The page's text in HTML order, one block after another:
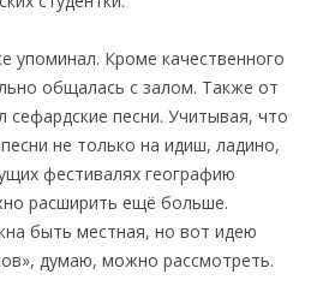
упоминал. Кроме качественного
общалась с залом. Также от
сефардские песни. Учитывая, что
не только на идиш, ладино,
фестивалях географию
расширить ещё больше.
быть местная, но вот идею
думаю, можно рассмотреть.